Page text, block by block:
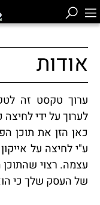
אודות
ערוך טקסט זה
לערוך על ידי
כאן הזן את תוכן
ע"י לחיצה על
עצמה. רצוי שהתוכן
של העסק שלך כי